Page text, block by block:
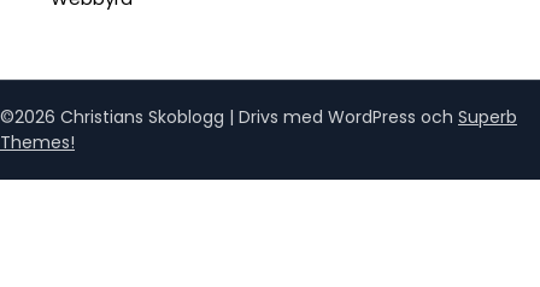
©2026 Christians Skoblogg | Drivs med WordPress och Superb
Themes!